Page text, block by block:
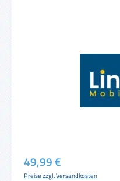
Regulärer Preis:
49,99 €
Preise zzgl. Versandkosten